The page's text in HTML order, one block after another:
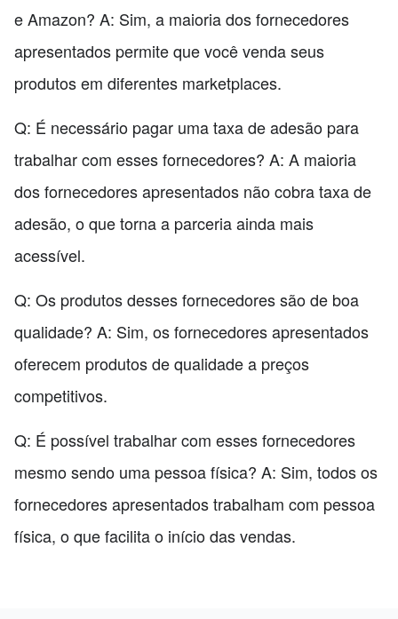
e Amazon? A: Sim, a maioria dos fornecedores
apresentados permite que você venda seus
produtos em diferentes marketplaces.
Q: É necessário pagar uma taxa de adesão para
trabalhar com esses fornecedores? A: A maioria
dos fornecedores apresentados não cobra taxa de
adesão, o que torna a parceria ainda mais
acessível.
Q: Os produtos desses fornecedores são de boa
qualidade? A: Sim, os fornecedores apresentados
oferecem produtos de qualidade a preços
competitivos.
Q: É possível trabalhar com esses fornecedores
mesmo sendo uma pessoa física? A: Sim, todos os
fornecedores apresentados trabalham com pessoa
física, o que facilita o início das vendas.